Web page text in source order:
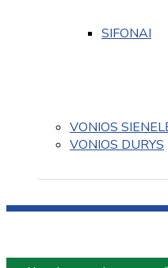
SIFONAI
VONIOS
VONIOS DURYS